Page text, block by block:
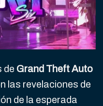
de Grand Theft Auto
las revelaciones de
de la esperada